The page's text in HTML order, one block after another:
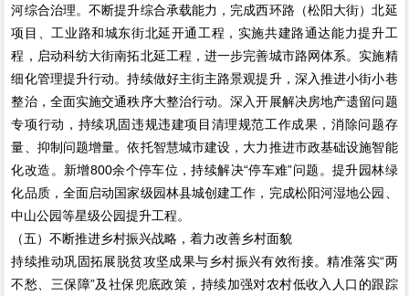
河综合治理。不断提升综合承载能力，完成西环路（松阳大街）北延
项目、工业路和城东街北延开通工程，实施共建路通达能力提升工
程，启动科纺大街南拓北延工程，进一步完善城市路网体系。实施精
细化管理提升行动。持续做好主街主路景观提升，深入推进小街小巷
整治，全面实施交通秩序大整治行动。深入开展解决房地产遗留问题
专项行动，持续巩固违规违建项目清理规范工作成果，消除问题存
量、抑制问题增量。依托智慧城市建设，大力推进市政基础设施智能
化改造。新增800余个停车位，持续解决“停车难”问题。提升园林绿
化品质，全面启动国家级园林县城创建工作，完成松阳河湿地公园、
中山公园等星级公园提升工程。
（五）不断推进乡村振兴战略，着力改善乡村面貌
持续推动巩固拓展脱贫攻坚成果与乡村振兴有效衔接。精准落实“两
不愁、三保障”及社保兜底政策，持续加强对农村低收入人口的跟踪